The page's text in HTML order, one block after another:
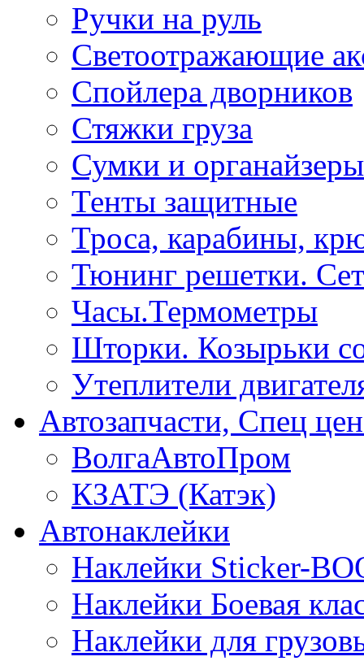
Ручки на руль
Светоотражающие
Спойлера дворников
Стяжки груза
Сумки и органайзеры
Тенты защитные
Троса, карабины,
Тюнинг решетки.
Часы.Термометры
Шторки. Козырьки
Утеплители
Автозапчасти, Спец
ВолгаАвтоПром
КЗАТЭ (Катэк)
Автонаклейки
Наклейки Sticker-
Наклейки Боевая
Наклейки для